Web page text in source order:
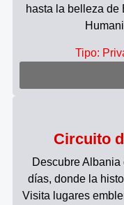
hasta la belleza de
Tipo:
Circuito
Descubre
días, donde la
Visita lugares